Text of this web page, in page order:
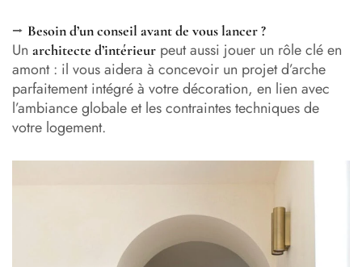
⭢ Besoin d’un conseil avant de vous lancer ?
Un architecte d’intérieur peut aussi jouer un rôle clé en
amont : il vous aidera à concevoir un projet d’arche
parfaitement intégré à votre décoration, en lien avec
l’ambiance globale et les contraintes techniques de
votre logement.